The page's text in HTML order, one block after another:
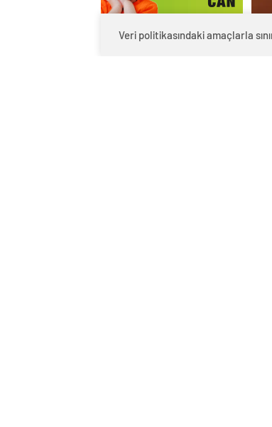
Veri politikasındaki amaçlarla